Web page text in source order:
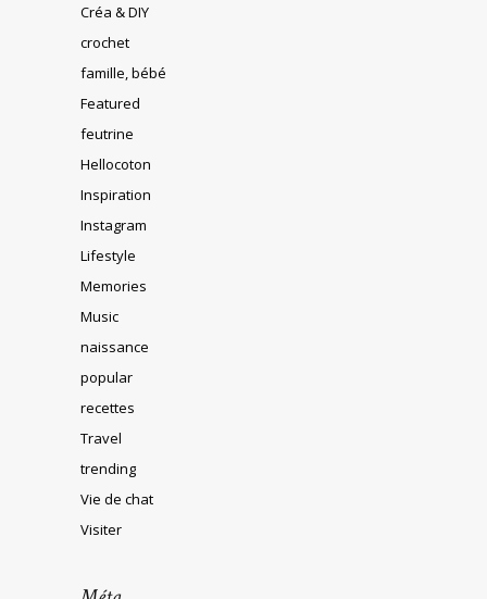
Créa & DIY
crochet
famille, bébé
Featured
feutrine
Hellocoton
Inspiration
Instagram
Lifestyle
Memories
Music
naissance
popular
recettes
Travel
trending
Vie de chat
Visiter